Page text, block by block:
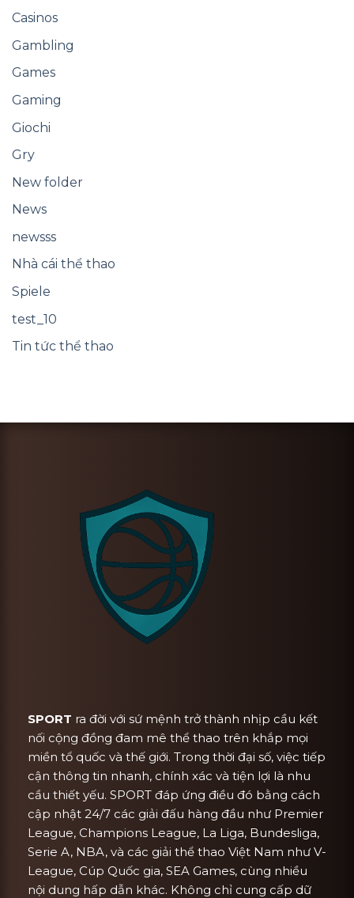
Casinos
Gambling
Games
Gaming
Giochi
Gry
New folder
News
newsss
Nhà cái thể thao
Spiele
test_10
Tin tức thể thao
SPORT ra đời với sứ mệnh trở thành nhịp cầu kết
nối cộng đồng đam mê thể thao trên khắp mọi
miền tổ quốc và thế giới. Trong thời đại số, việc tiếp
cận thông tin nhanh, chính xác và tiện lợi là nhu
cầu thiết yếu. SPORT đáp ứng điều đó bằng cách
cập nhật 24/7 các giải đấu hàng đầu như Premier
League, Champions League, La Liga, Bundesliga,
Serie A, NBA, và các giải thể thao Việt Nam như V-
League, Cúp Quốc gia, SEA Games, cùng nhiều
nội dung hấp dẫn khác. Không chỉ cung cấp dữ